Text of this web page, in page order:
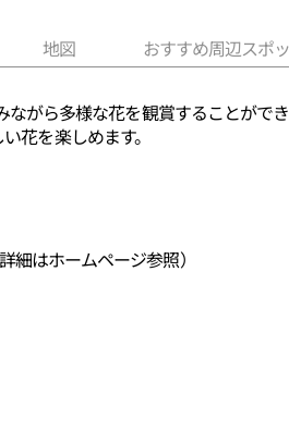
地図 おすすめ周辺スポ
がら多様な花を観賞することがで
花を楽しめます。
細はホームページ参照）